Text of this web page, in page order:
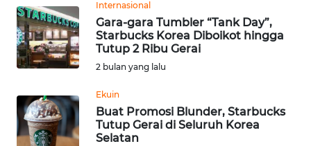
Internasional
Gara-gara Tumbler “Tank Day”,
Starbucks Korea Diboikot hingga
Tutup 2 Ribu Gerai
2 bulan yang lalu
Ekuin
Buat Promosi Blunder, Starbucks
Tutup Gerai di Seluruh Korea
Selatan
News
Regional
WN
SUMUT
WN
JAKARTA